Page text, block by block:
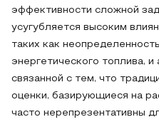
эффективности сложной
усугубляется высоким
таких как
энергетического топлива, и
связанной с тем, что
оценки, базирующиеся на
часто нерепрезентативны